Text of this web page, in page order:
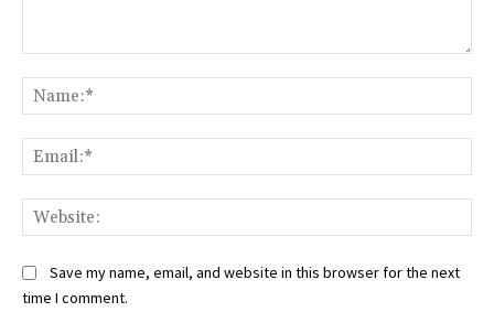
Save my name, email, and website in this browser for the next
time I comment.